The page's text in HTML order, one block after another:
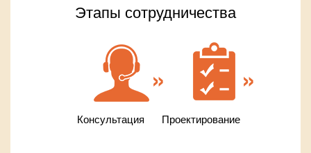
Этапы сотрудничества
Консультация Проектирование